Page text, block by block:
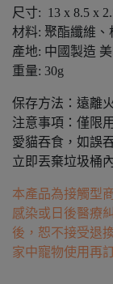
尺寸: 13 x 8.5 x
材料: 聚酯纖維、
產地: 中國製造
重量: 30g
保存方法：遠離
注意事項：僅限
愛貓吞食，如誤
立即丟棄垃圾桶
本產品為接觸型
感染或日後醫療
後，恕不接受退
家中寵物使用再